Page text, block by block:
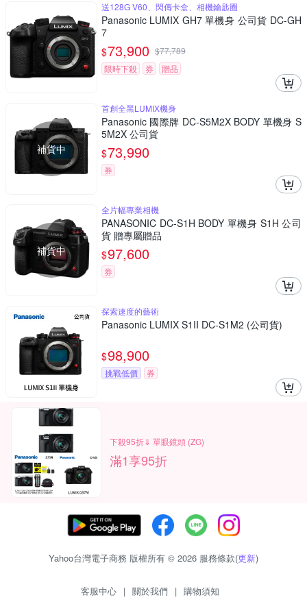
送128G V60、閃傳卡盒、相機鑰匙圈
Panasonic LUMIX GH7 單機身 公司貨 DC-GH
7
$73,900 $77,789
限時下殺
券 贈品
補貨中
首創全黑LUMIX機身
Panasonic 國際牌 DC-S5M2X BODY 單機身 S
5M2X 公司貨
$73,990
券
補貨中
全片幅專業相機
PANASONIC DC-S1H BODY 單機身 S1H 公司
貨 贈專屬贈品
$97,600
券
探索速度的藝術
Panasonic LUMIX S1II DC-S1M2 (公司貨)
$98,900
挑戰低價 券
下殺95折⇓ 單眼鏡頭 (ZG)
滿1享95折
Yahoo台灣電子商務 版權所有 © 2026 服務條款(更新)
客服中心 | 關於我們 | 購物須知